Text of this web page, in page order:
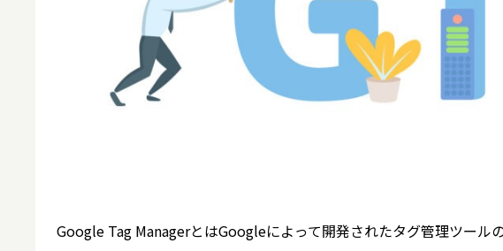
Google Tag ManagerとはGoogleによって開発されたタグ管理ツール